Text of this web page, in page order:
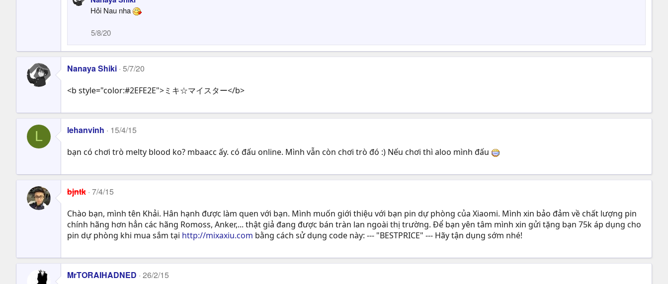
Hỏi Nau nha
5/8/20
Nanaya Shiki 5/7/20
<b style="color:#2EFE2E">ミキ☆マイスター</b>
L lehanvinh 15/4/15
bạn có chơi trò melty blood ko? mbaacc ấy. có đấu online. Mình vẫn còn chơi trò đó :) Nếu chơi thì aloo mình đấu
bjntk 7/4/15
Chào bạn, mình tên Khải. Hân hạnh được làm quen với bạn. Mình muốn giới thiệu với bạn pin dự phòng của Xiaomi. Mình xin bảo đảm về chất lượng pin
chính hãng hơn hẳn các hãng Romoss, Anker,... thật giả đang được bán tràn lan ngoài thị trường. Để bạn yên tâm mình xin gửi tặng bạn 75k áp dụng cho
pin dự phòng khi mua sắm tại http://mixaxiu.com bằng cách sử dụng code này: --- "BESTPRICE" --- Hãy tận dụng sớm nhé!
MrTORAIHADNED 26/2/15